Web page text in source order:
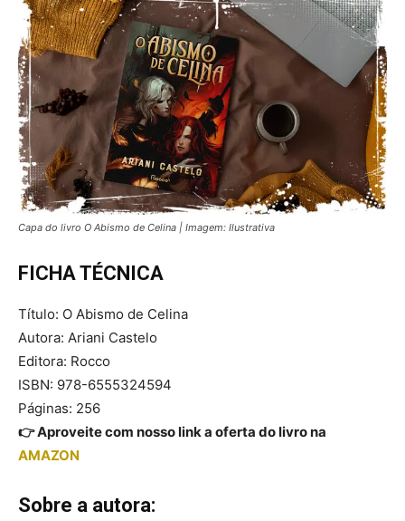
Capa do livro O Abismo de Celina | Imagem: Ilustrativa
FICHA TÉCNICA
Título: O Abismo de Celina
Autora: Ariani Castelo
Editora: Rocco
ISBN: 978-6555324594
Páginas: 256
👉 Aproveite com nosso link a oferta do livro na
AMAZON
Sobre a autora: